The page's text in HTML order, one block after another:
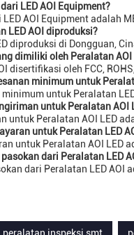
LED AOI Equipment?
AOI Equipment adalah
LED AOI diproduksi?
diproduksi di Dongguan,
dimiliki oleh Peralatan AOI
disertifikasi oleh FCC,
minimum untuk
untuk Peralatan
untuk Peralatan AOI
untuk Peralatan AOI LED
untuk Peralatan LED
untuk Peralatan AOI LED
dari Peralatan LED
dari Peralatan LED AOI